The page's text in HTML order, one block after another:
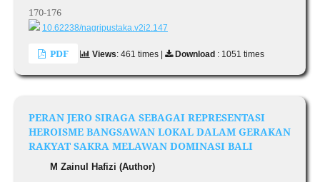
170-176
10.62238/nagripustaka.v2i2.147
PDF Views: 461 times | Download : 1051 times
PERAN JERO SIRAGA SEBAGAI REPRESENTASI
HEROISME BANGSAWAN LOKAL DALAM GERAKAN
RAKYAT SAKRA MELAWAN DOMINASI BALI
M Zainul Hafizi (Author)